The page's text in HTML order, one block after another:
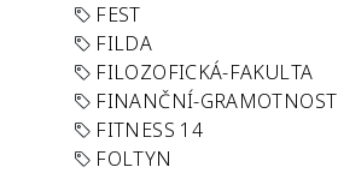
FEST
FILDA
FILOZOFICKÁ-FAKULTA
FINANČNÍ-GRAMOTNOST
FITNESS 14
FOLTYN